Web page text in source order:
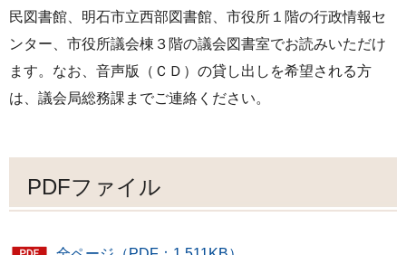
民図書館、明石市立西部図書館、市役所１階の行政情報セ
ンター、市役所議会棟３階の議会図書室でお読みいただけ
ます。なお、音声版（ＣＤ）の貸し出しを希望される方
は、議会局総務課までご連絡ください。
PDFファイル